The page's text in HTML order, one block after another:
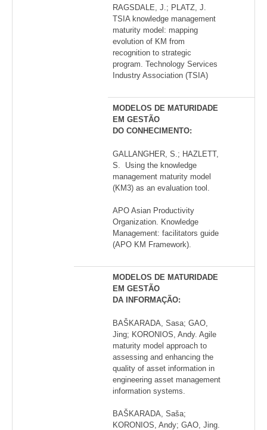
RAGSDALE, J.; PLATZ, J.
TSIA knowledge management
maturity model: mapping
evolution of KM from
recognition to strategic
program. Technology Services
Industry Association (TSIA)
MODELOS DE MATURIDADE
EM GESTÃO
DO CONHECIMENTO:
GALLANGHER, S.; HAZLETT,
S. Using the knowledge
management maturity model
(KM3) as an evaluation tool.
APO Asian Productivity
Organization. Knowledge
Management: facilitators guide
(APO KM Framework).
MODELOS DE MATURIDADE
EM GESTÃO
DA INFORMAÇÃO:
BAŠKARADA, Sasa; GAO,
Jing; KORONIOS, Andy. Agile
maturity model approach to
assessing and enhancing the
quality of asset information in
engineering asset management
information systems.
BAŠKARADA, Saša;
KORONIOS, Andy; GAO, Jing.